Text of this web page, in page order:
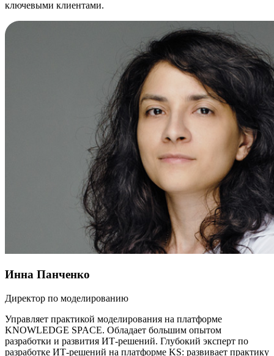
ключевыми клиентами.
Инна Панченко
Директор по моделированию
Управляет практикой моделирования на платформе
KNOWLEDGE SPACE. Обладает большим опытом
разработки и развития ИТ-решений. Глубокий эксперт по
разработке ИТ-решений на платформе KS: развивает практику